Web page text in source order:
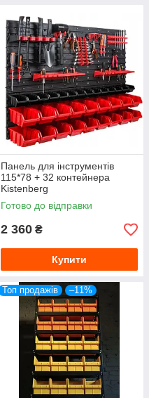
Панель для інструментів
115*78 + 32 контейнера
Kistenberg
Готово до відправки
2 360 ₴
Купити
Топ продажів –11%